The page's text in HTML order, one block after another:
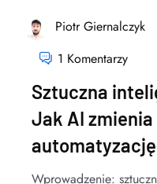
Piotr Giernalczyk
1 Komentarzy
Sztuczna
Jak AI
Wprowadzenie: